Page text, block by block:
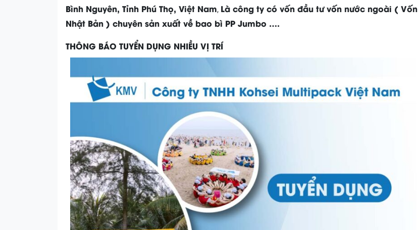
Bình Nguyên, Tỉnh Phú Thọ, Việt Nam, Là công ty có vốn đầu tư vốn nước ngoài ( Vốn
Nhật Bản ) chuyên sản xuất về bao bì PP Jumbo ….
THÔNG BÁO TUYỂN DỤNG NHIỀU VỊ TRÍ